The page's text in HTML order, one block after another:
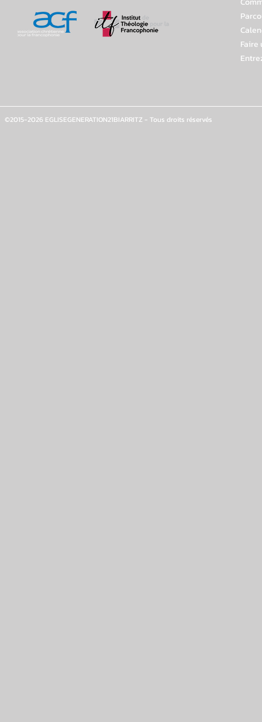
Faire
©2015-2026 EGLISEGENERATION21BIARRITZ - Tous droits réservés